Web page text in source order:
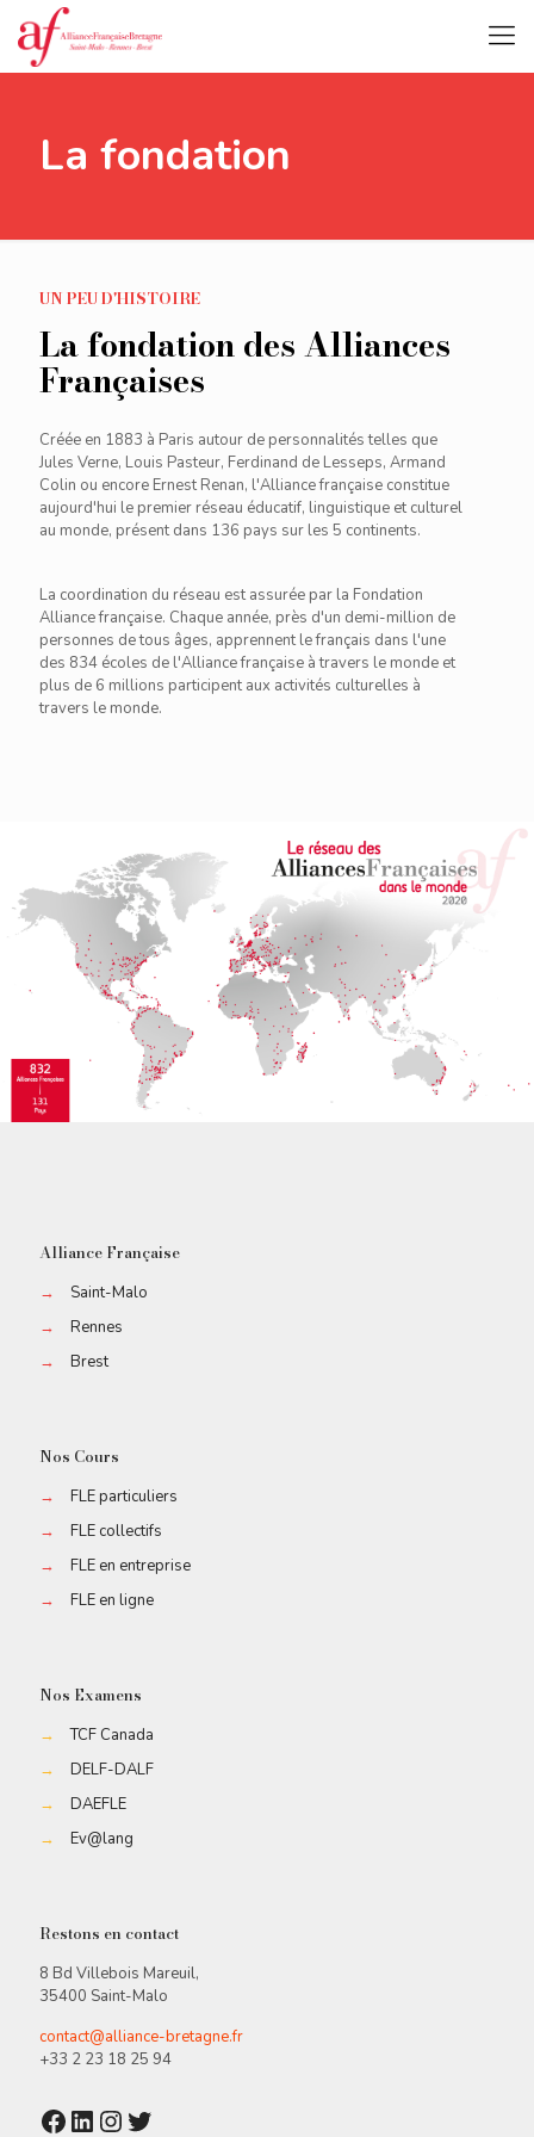
La fondation
UN PEU D'HISTOIRE
La fondation des Alliances
Françaises
Créée en 1883 à Paris autour de personnalités telles que
Jules Verne, Louis Pasteur, Ferdinand de Lesseps, Armand
Colin ou encore Ernest Renan, l'Alliance française constitue
aujourd'hui le premier réseau éducatif, linguistique et culturel
au monde, présent dans 136 pays sur les 5 continents.
La coordination du réseau est assurée par la Fondation
Alliance française. Chaque année, près d'un demi-million de
personnes de tous âges, apprennent le français dans l'une
des 834 écoles de l'Alliance française à travers le monde et
plus de 6 millions participent aux activités culturelles à
travers le monde.
Alliance Française
→
Saint-Malo
→
Rennes
→
Brest
Nos Cours
→
FLE particuliers
→
FLE collectifs
→
FLE en entreprise
→
FLE en ligne
Nos Examens
→
TCF Canada
→
DELF-DALF
→
DAEFLE
→
Ev@lang
Restons en contact
8 Bd Villebois Mareuil,
35400 Saint-Malo
contact@alliance-bretagne.fr
+33 2 23 18 25 94
Facebook
LinkedIn
Instagram
Twitter